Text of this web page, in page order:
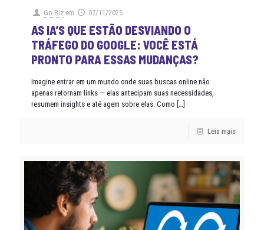
Go Biz em 07/11/2025
AS IA’S QUE ESTÃO DESVIANDO O
TRÁFEGO DO GOOGLE: VOCÊ ESTÁ
PRONTO PARA ESSAS MUDANÇAS?
Imagine entrar em um mundo onde suas buscas online não
apenas retornam links — elas antecipam suas necessidades,
resumem insights e até agem sobre elas. Como […]
Leia mais